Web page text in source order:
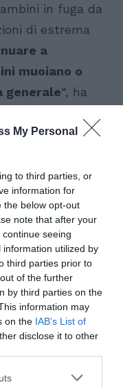
My Personal
to third parties, or
information for
the below opt-out
note that after your
seeing
utilized by
third parties prior to
of the further
by third parties on the
information may
on the IAB’s List of
disclose it to other
in fuga da
di estrema
a
muoiano o
generale“, ha
che si perdono
a violenze,
pieni di
migliore.
troppo
per queste vite
migranti
la
e delle
Garantire un
priorità che non